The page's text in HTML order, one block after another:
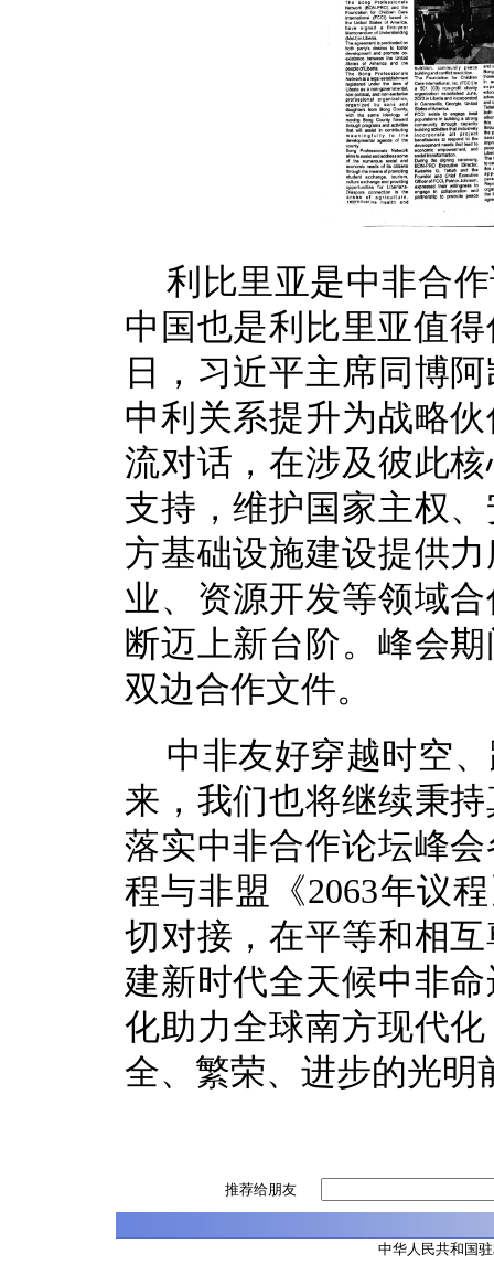
利比里亚是中非合
中国也是利比里亚值
日，习近平主席同博
中利关系提升为战略
流对话，在涉及彼此
支持，维护国家主权
方基础设施建设提供
业、资源开发等领域
断迈上新台阶。峰会
双边合作文件。
中非友好穿越时空
来，我们也将继续秉
落实中非合作论坛峰
程与非盟《2063年议
切对接，在平等和相
建新时代全天候中非
化助力全球南方现代
全、繁荣、进步的光明
推荐给朋友
中华人民共和国